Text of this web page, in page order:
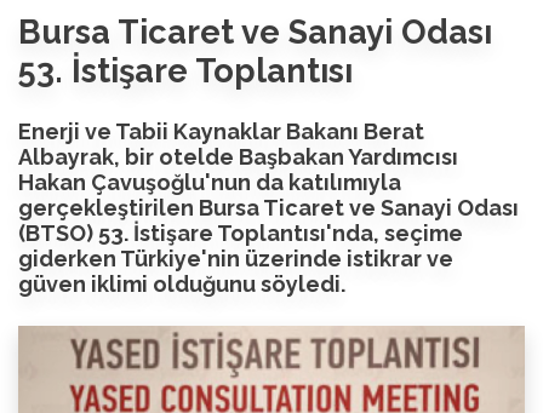
Bursa Ticaret ve Sanayi Odası
53. İstişare Toplantısı
Enerji ve Tabii Kaynaklar Bakanı Berat
Albayrak, bir otelde Başbakan Yardımcısı
Hakan Çavuşoğlu'nun da katılımıyla
gerçekleştirilen Bursa Ticaret ve Sanayi Odası
(BTSO) 53. İstişare Toplantısı'nda, seçime
giderken Türkiye'nin üzerinde istikrar ve
güven iklimi olduğunu söyledi.